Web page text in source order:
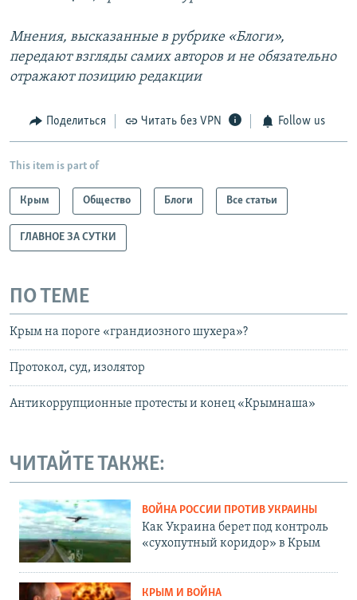
Мнения, высказанные в рубрике «Блоги»,
передают взгляды самих авторов и не обязательно
отражают позицию редакции
Поделиться Читать без VPN Follow us
This item is part of
Крым Общество Блоги Все статьи
ГЛАВНОЕ ЗА СУТКИ
ПО ТЕМЕ
Крым на пороге «грандиозного шухера»?
Протокол, суд, изолятор
Антикоррупционные протесты и конец «Крымнаша»
ЧИТАЙТЕ ТАКЖЕ:
ВОЙНА РОССИИ ПРОТИВ УКРАИНЫ
Как Украина берет под контроль
«сухопутный коридор» в Крым
КРЫМ И ВОЙНА